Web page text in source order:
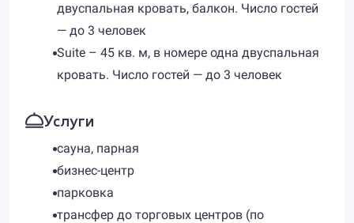
двуспальная кровать, балкон. Число гостей
— до 3 человек
Suite – 45 кв. м, в номере одна двуспальная
кровать. Число гостей — до 3 человек
Услуги
сауна, парная
бизнес-центр
парковка
трансфер до торговых центров (по